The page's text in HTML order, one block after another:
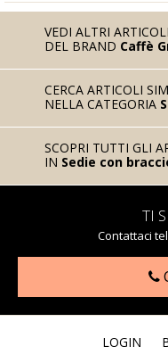
VEDI ALTRI ARTICOLI
DEL BRAND Caffè
CERCA ARTICOLI
NELLA CATEGORIA
SCOPRI TUTTI GLI
IN Sedie con
TI
Contattaci
LOGIN